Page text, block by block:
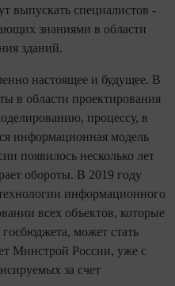
выпускать специалистов -
знаниями в области
зданий.
настоящее и будущее. В
в области проектирования
процессу, в
информационная модель
появилось несколько лет
обороты. В 2019 году
информационного
всех объектов, которые
может стать
Минстрой России, уже с
за счет